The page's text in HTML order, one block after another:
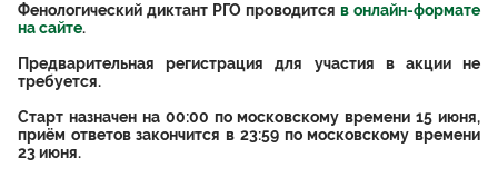
Фенологический диктант РГО проводится в онлайн-формате
на сайте.
Предварительная регистрация для участия в акции не
требуется.
Старт назначен на 00:00 по московскому времени 15 июня,
приём ответов закончится в 23:59 по московскому времени
23 июня.